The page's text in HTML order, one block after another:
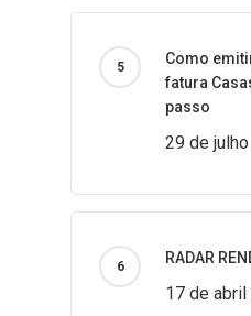
Como
fatura
passo
29 de
RADAR
17 de